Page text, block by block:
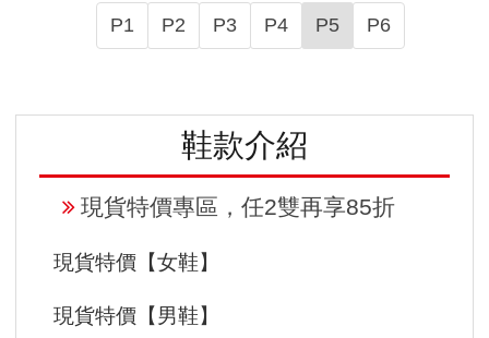
鞋款介紹
現貨特價專區，任2雙再享85折
現貨特價【女鞋】
現貨特價【男鞋】
P1 P2 P3 P4 P5 P6